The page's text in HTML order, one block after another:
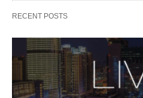
RECENT POSTS